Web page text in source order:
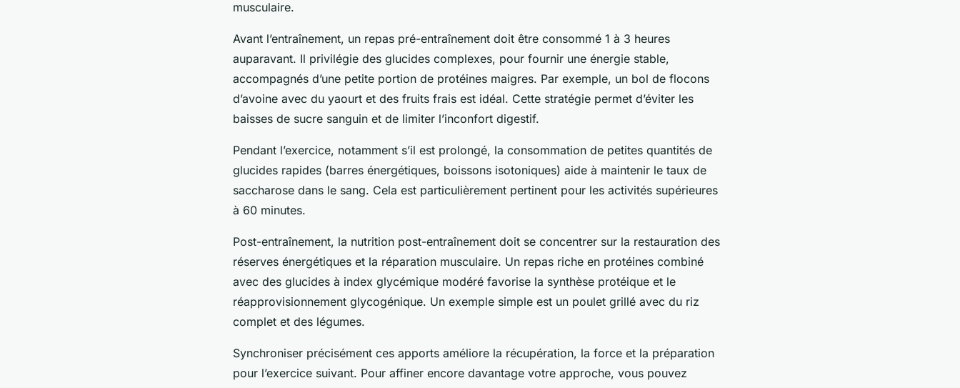
musculaire.
Avant l’entraînement, un repas pré-entraînement doit être consommé 1 à 3 heures
auparavant. Il privilégie des glucides complexes, pour fournir une énergie stable,
accompagnés d’une petite portion de protéines maigres. Par exemple, un bol de flocons
d’avoine avec du yaourt et des fruits frais est idéal. Cette stratégie permet d’éviter les
baisses de sucre sanguin et de limiter l’inconfort digestif.
Pendant l’exercice, notamment s’il est prolongé, la consommation de petites quantités de
glucides rapides (barres énergétiques, boissons isotoniques) aide à maintenir le taux de
saccharose dans le sang. Cela est particulièrement pertinent pour les activités supérieures
à 60 minutes.
Post-entraînement, la nutrition post-entraînement doit se concentrer sur la restauration des
réserves énergétiques et la réparation musculaire. Un repas riche en protéines combiné
avec des glucides à index glycémique modéré favorise la synthèse protéique et le
réapprovisionnement glycogénique. Un exemple simple est un poulet grillé avec du riz
complet et des légumes.
Synchroniser précisément ces apports améliore la récupération, la force et la préparation
pour l’exercice suivant. Pour affiner encore davantage votre approche, vous pouvez